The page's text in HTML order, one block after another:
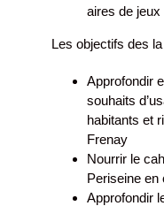
aires de
Les objectifs des
Approfondir
souhaits
habitants et
Frenay
Nourrir le
Periseine en
Approfondir